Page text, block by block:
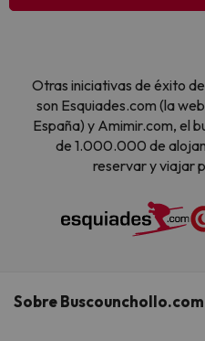
Otras iniciativas de éxito
son Esquiades.com (la
España) y Amimir.com, el
de 1.000.000 de
reservar y viajar
Sobre Buscounchollo.com